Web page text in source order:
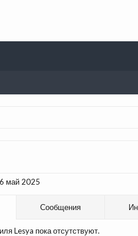
6 май 2025
Сообщения
Lesya пока отсутствуют.